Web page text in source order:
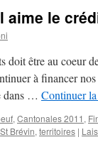
aime le
doit être au coeur
à financer
dans … Continuer
, Cantonales 2011 ,
St Brévin, territoires |